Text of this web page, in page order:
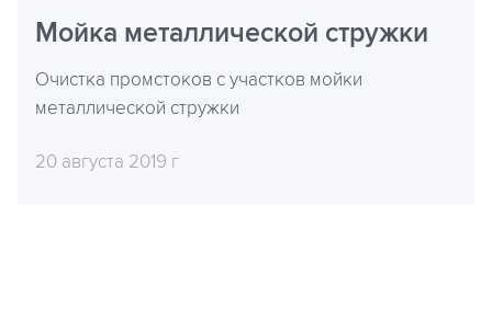
Мойка металлической стружки
Очистка промстоков с участков мойки
металлической стружки
20 августа 2019 г